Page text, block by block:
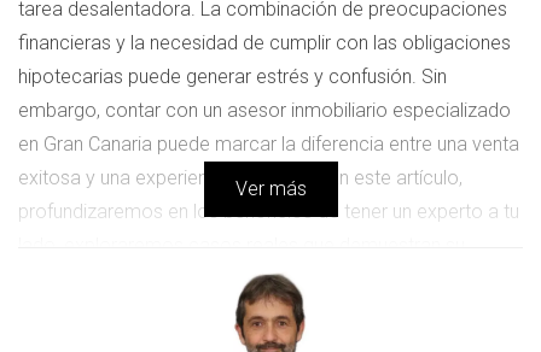
tarea desalentadora. La combinación de preocupaciones
financieras y la necesidad de cumplir con las obligaciones
hipotecarias puede generar estrés y confusión. Sin
embargo, contar con un asesor inmobiliario especializado
en Gran Canaria puede marcar la diferencia entre una venta
exitosa y una experiencia frustrante. En este artículo,
profundizaremos en los beneficios de tener un experto a tu
impacto positivo y responderemos a las preguntas más
comunes sobre este proceso.
Ver más